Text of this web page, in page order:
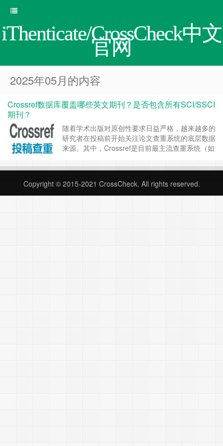
iThenticate/CrossCheck中文
官网
2025年05月的内容
Crossref数据库覆盖哪些英文期刊？是否包含所有SCI/SSCI
期刊？
随着学术出版对原创性要求日益严格，越来越多的
研究者在投稿前开始关注论文查重系统的底层数据
来源。其中，Crossref是目前最主流查重系统（如
据库之一。那么，Crossref 到底覆盖了哪些英文
是 Crossref？ Cros……继续阅读 »
Copyright © 2015-2021 CrossCheck. All rights reserved.